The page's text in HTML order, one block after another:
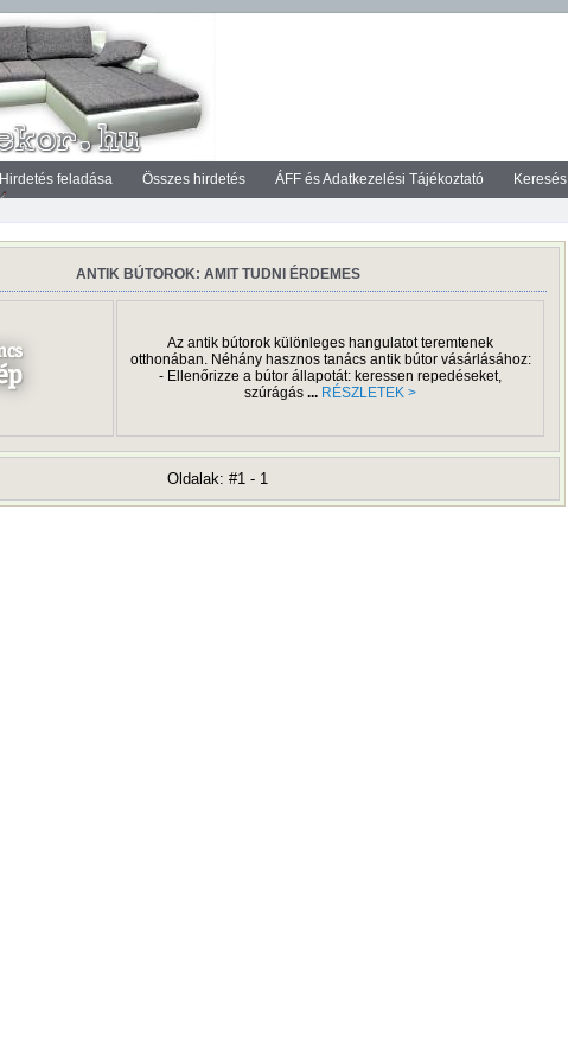
Hirdetés feladása Összes hirdetés ÁFF és Adatkezelési Tájékoztató Keresés
ANTIK BÚTOROK: AMIT TUDNI ÉRDEMES
Az antik bútorok különleges hangulatot teremtenek
otthonában. Néhány hasznos tanács antik bútor vásárlásához:
- Ellenőrizze a bútor állapotát: keressen repedéseket,
szúrágás ... RÉSZLETEK >
Oldalak: #1 - 1